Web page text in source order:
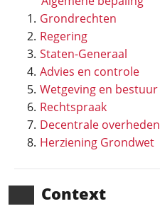
Grondrechten
Regering
Staten-Generaal
Advies en controle
Wetgeving en bestuur
Rechtspraak
Decentrale overheden
Herziening Grondwet
Context